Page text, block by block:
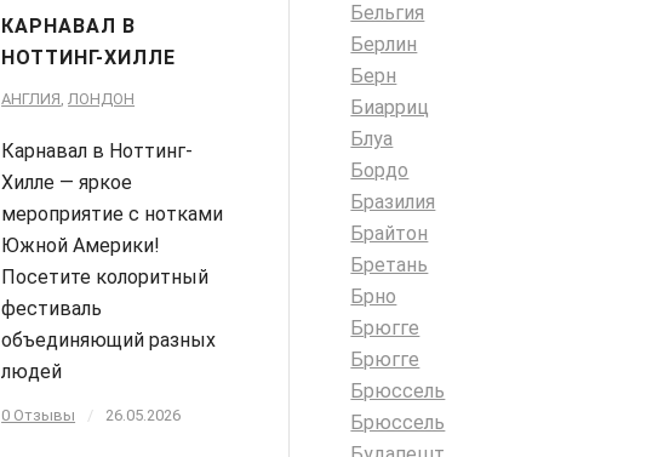
КАРНАВАЛ В
НОТТИНГ-ХИЛЛЕ
АНГЛИЯ ЛОНДОН
Карнавал в Ноттинг-
Хилле — яркое
мероприятие с нотками
Южной Америки!
Посетите колоритный
фестиваль
объединяющий разных
людей
0 Отзывы / 26.05.2026
Бельгия
Берлин
Берн
Биарриц
Блуа
Бордо
Бразилия
Брайтон
Бретань
Брно
Брюгге
Брюгге
Брюссель
Брюссель